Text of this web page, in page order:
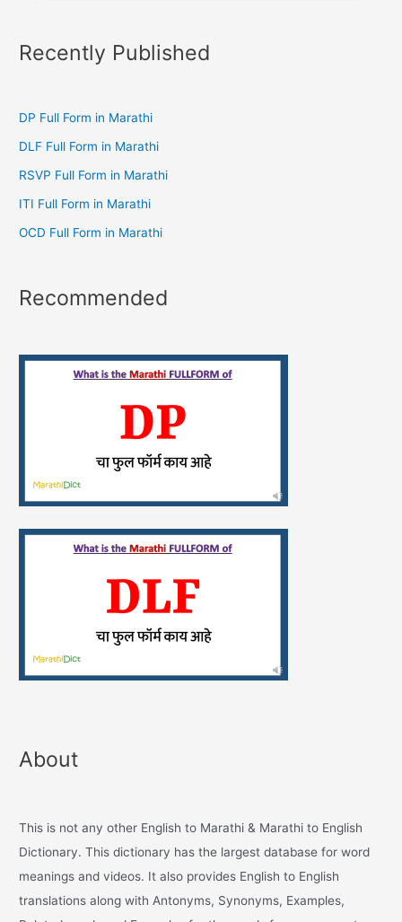
Recently Published
DP Full Form in Marathi
DLF Full Form in Marathi
RSVP Full Form in Marathi
ITI Full Form in Marathi
OCD Full Form in Marathi
Recommended
About
This is not any other English to Marathi & Marathi to English
Dictionary. This dictionary has the largest database for word
meanings and videos. It also provides English to English
translations along with Antonyms, Synonyms, Examples,